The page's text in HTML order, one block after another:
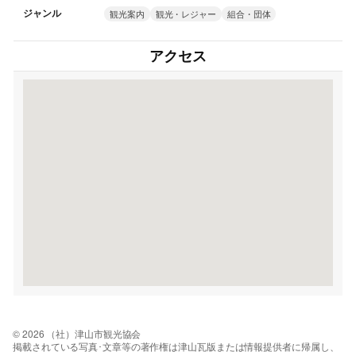
ジャンル 観光案内 観光・レジャー 組合・団体
アクセス
© 2026 （社）津山市観光協会
掲載されている写真･文章等の著作権は津山瓦版または情報提供者に帰属し、